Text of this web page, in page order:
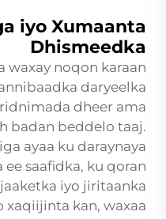
iyo Xumaanta
Dhismeedka
waxay noqon karaan
daryeelka
dheer ama
badan beddelo taaj.
ayaa ku daraynaya
saafidka, ku qoran
iyo jiritaanka
xaqiijinta kan, waxaa